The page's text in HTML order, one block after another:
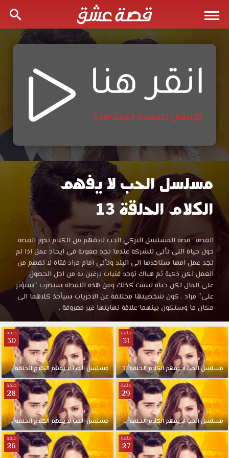
مشاهدة
مسلسل
الحب
لا
يفهم
الكلام
الحلقة
13
موقع
قصة
عشق
مسلسل الحب لا يفهم
الكلام الحلقة 13
مشاهدة
مسلسل
الحب
لا
يفهم
الكلام
الحلقة
موقع
قصة
عشق
HD.
القصة
قصة
المسلسل
التركي
الحب
لايفهم
من
القصة : قصة المسلسل التركي الحب لايفهم من الكلام تدور القصة
حول حياة التي تأتي للشركة عندما تجد صعوبة في ايجاد عمل اذا لم
تجد عمل امها ستاخذها الى البلد وتأتي امام مراد فتاة لا تفهم من
العمل لكن ذكية ثم هناك توجد فتيات يرغبن به من اجل الحصول
على المال لكن حياة ليست كذلك ومن هذه النقطة ستضرب “ستؤثر
على” مراد . كون شخصيتها مختلفة عن الاخريات سيأخذ كلاهما الى
مكان ما وستكون بينهما علاقة نهايتها غير معروفة .
حلقة
31
مسلسلالحبلايفهمالكلامالحلقة31
حلقة
30
مسلسلالحبلايفهمالكلامالحلقة30
حلقة
29
مسلسلالحبلايفهمالكلامالحلقة29
حلقة
28
مسلسلالحبلايفهمالكلامالحلقة28
حلقة
27
حلقة
26